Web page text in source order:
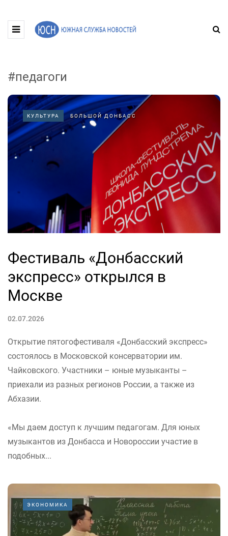
#педагоги
КУЛЬТУРА БОЛЬШОЙ ДОНБАСС
Фестиваль «Донбасский
экспресс» открылся в
Москве
02.07.2026
Открытие пятогофестиваля «Донбасский экспресс»
состоялось в Московской консерватории им.
Чайковского. Участники – юные музыканты –
приехали из разных регионов России, а также из
Абхазии.
«Мы даем доступ к лучшим педагогам. Для юных
музыкантов из Донбасса и Новороссии участие в
подобных...
ЭКОНОМИКА